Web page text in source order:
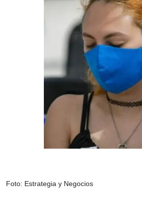
Foto: Estrategia y Negocios